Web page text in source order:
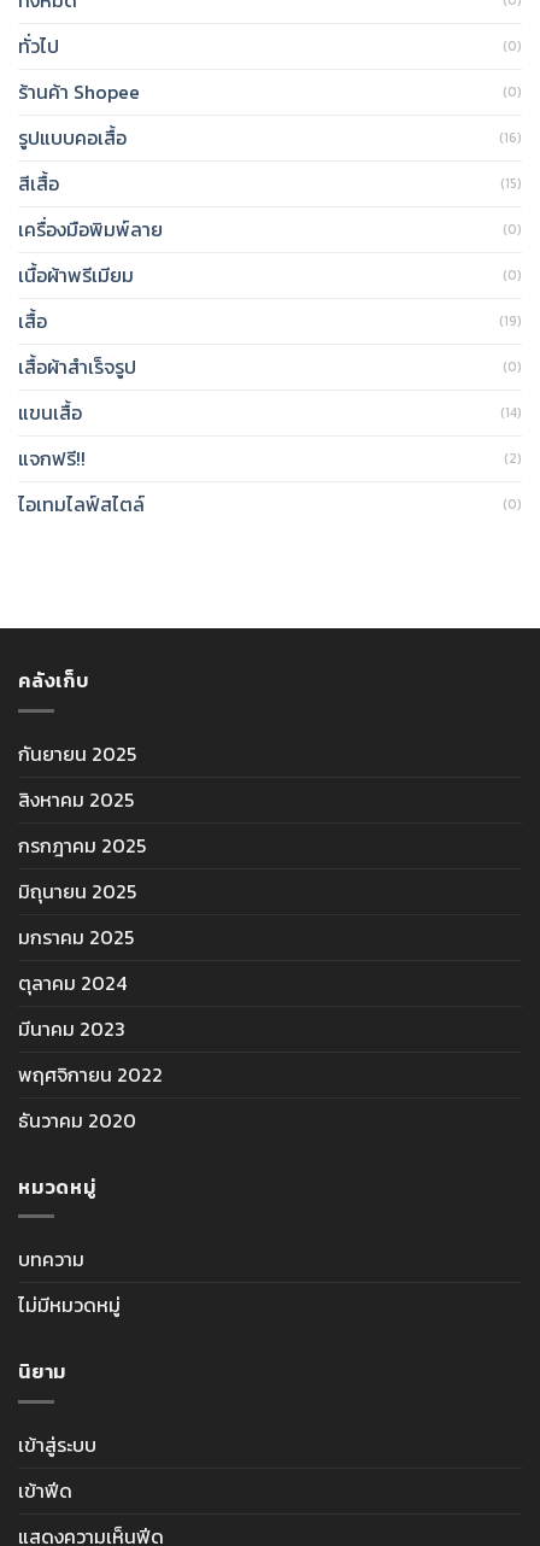
ทั่วไป (0)
ร้านค้า Shopee (0)
รูปแบบคอเสื้อ (16)
สีเสื้อ (15)
เครื่องมือพิมพ์ลาย (0)
เนื้อผ้าพรีเมียม (0)
เสื้อ (19)
เสื้อผ้าสำเร็จรูป (0)
แขนเสื้อ (14)
แจกฟรี!! (2)
ไอเทมไลฟ์สไตล์ (0)
คลังเก็บ
กันยายน 2025
สิงหาคม 2025
กรกฎาคม 2025
มิถุนายน 2025
มกราคม 2025
ตุลาคม 2024
มีนาคม 2023
พฤศจิกายน 2022
ธันวาคม 2020
หมวดหมู่
บทความ
ไม่มีหมวดหมู่
นิยาม
เข้าสู่ระบบ
เข้าฟีด
แสดงความเห็นฟีด